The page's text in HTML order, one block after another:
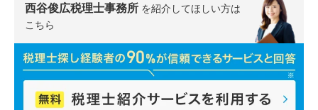
西谷俊広税理士事務所 を紹介してほしい方は
こちら